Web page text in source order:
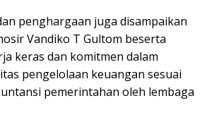
penghargaan juga disampaikan
Vandiko T Gultom beserta
keras dan komitmen dalam
pengelolaan keuangan sesuai
pemerintahan oleh lembaga